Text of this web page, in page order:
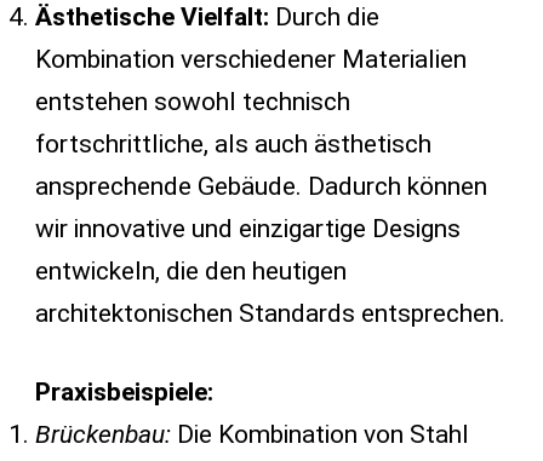
Ästhetische Vielfalt: Durch die
Kombination verschiedener Materialien
entstehen sowohl technisch
fortschrittliche, als auch ästhetisch
ansprechende Gebäude. Dadurch können
wir innovative und einzigartige Designs
entwickeln, die den heutigen
architektonischen Standards entsprechen.
Praxisbeispiele:
Brückenbau:Die Kombination von Stahl